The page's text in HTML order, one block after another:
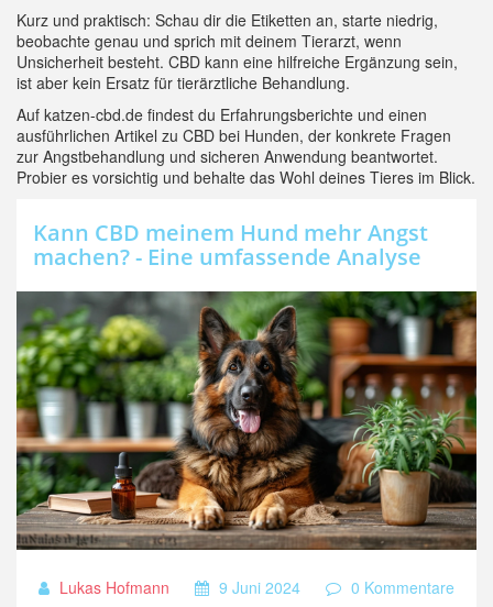
Kurz und praktisch: Schau dir die Etiketten an, starte niedrig,
beobachte genau und sprich mit deinem Tierarzt, wenn
Unsicherheit besteht. CBD kann eine hilfreiche Ergänzung sein,
ist aber kein Ersatz für tierärztliche Behandlung.
Auf katzen-cbd.de findest du Erfahrungsberichte und einen
ausführlichen Artikel zu CBD bei Hunden, der konkrete Fragen
zur Angstbehandlung und sicheren Anwendung beantwortet.
Probier es vorsichtig und behalte das Wohl deines Tieres im Blick.
Kann CBD meinem Hund mehr Angst
machen? - Eine umfassende Analyse
Lukas Hofmann 9 Juni 2024 0 Kommentare